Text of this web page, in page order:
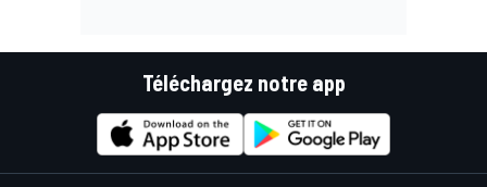
Téléchargez notre app